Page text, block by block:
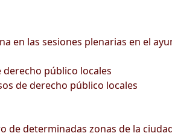
en las sesiones plenarias en el
público locales
de derecho público locales
de determinadas zonas de la